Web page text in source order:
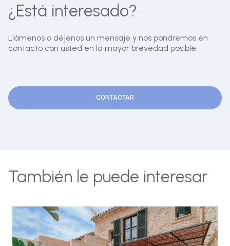
¿Está interesado?
Llámenos o déjenos un mensaje y nos pondremos en
contacto con usted en la mayor brevedad posible.
CONTACTAR
También le puede interesar